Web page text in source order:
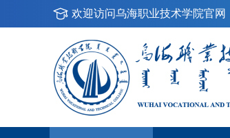
欢迎访问乌海职业技术学院官网